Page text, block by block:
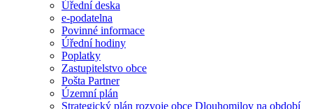
Úřední deska
e-podatelna
Povinné informace
Úřední hodiny
Poplatky
Zastupitelstvo obce
Pošta Partner
Územní plán
Strategický plán rozvoje obce Dlouhomilov na období